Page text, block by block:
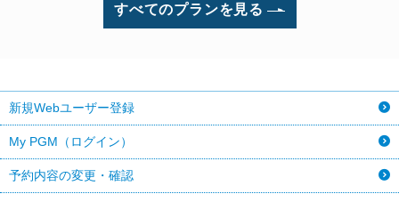
すべてのプランを見る
新規Webユーザー登録
My PGM（ログイン）
予約内容の変更・確認